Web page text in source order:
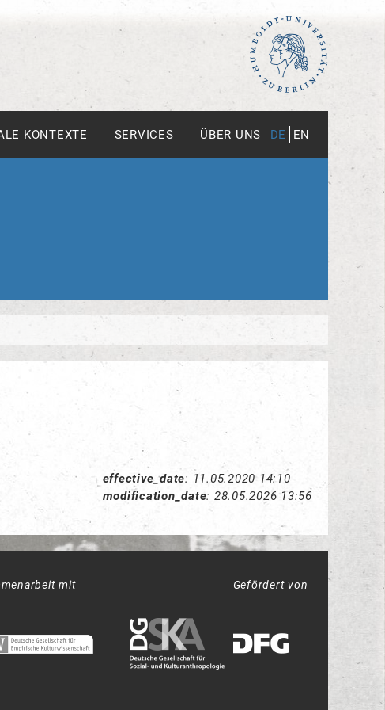
KONTEXTE SERVICES ÜBER UNS DE EN
effective_date: 11.05.2020 14:10
modification_date: 28.05.2026 13:56
mit Gefördert von